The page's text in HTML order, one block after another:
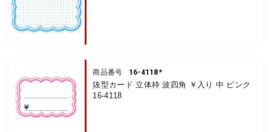
商品番号 16-4118*
抜型カード 立体枠 波四角 ￥入り 中 ピンク
16-4118